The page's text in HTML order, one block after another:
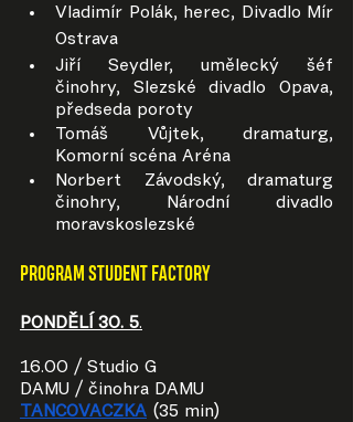
Vladimír Polák, herec, Divadlo Mír
Ostrava
Jiří Seydler, umělecký šéf
činohry, Slezské divadlo Opava,
předseda poroty
Tomáš Vůjtek, dramaturg,
Komorní scéna Aréna
Norbert Závodský, dramaturg
činohry, Národní divadlo
moravskoslezské
PROGRAM STUDENT FACTORY
PONDĚLÍ 30. 5.
16.00 / Studio G
DAMU / činohra DAMU
TANCOVACZKA (35 min)